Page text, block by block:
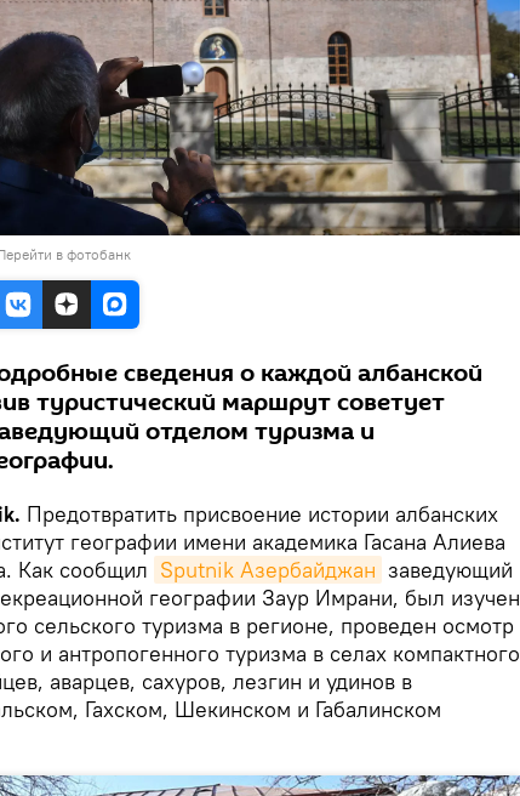
в фотобанк
сведения о каждой албанской
туристический маршрут советует
отделом туризма и
Предотвратить присвоение истории албанских
географии имени академика Гасана Алиева
Как сообщил Sputnik Азербайджан заведующий
географии Заур Имрани, был изучен
сельского туризма в регионе, проведен осмотр
и антропогенного туризма в селах компактного
аварцев, сахуров, лезгин и удинов в
Гахском, Шекинском и Габалинском